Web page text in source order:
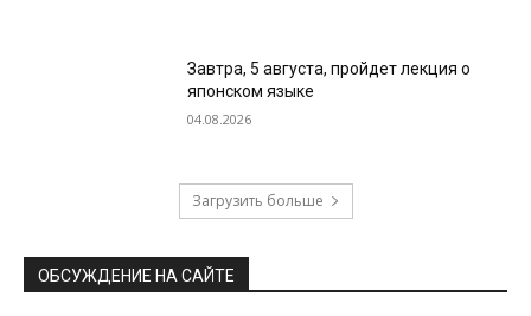
Завтра, 5 августа, пройдет лекция о
японском языке
04.08.2026
Загрузить больше
ОБСУЖДЕНИЕ НА САЙТЕ